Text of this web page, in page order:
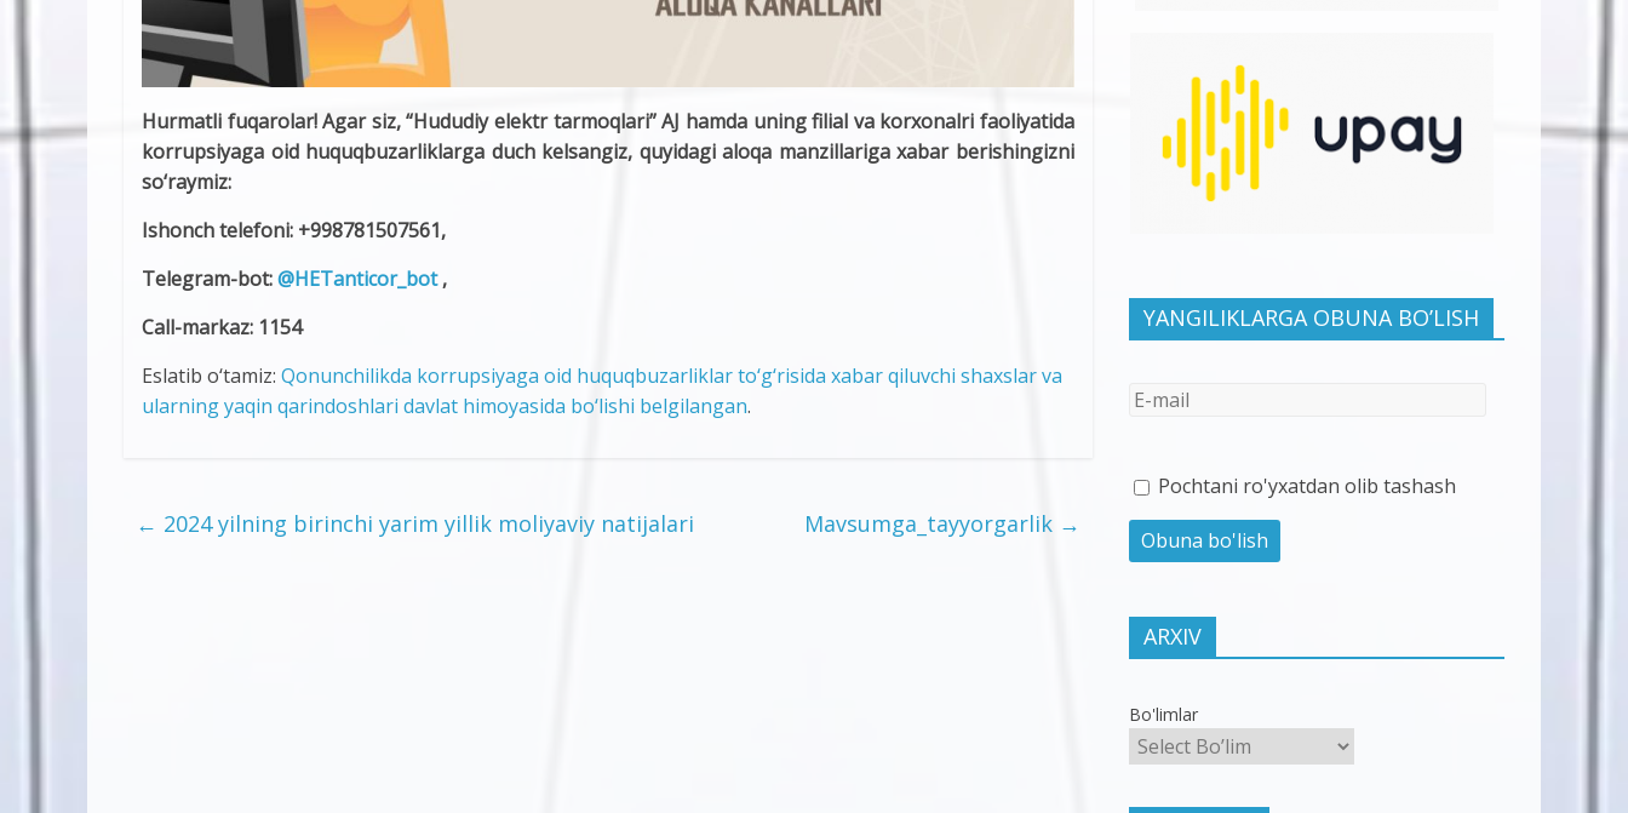
Hurmatli fuqarolar! Agar siz, “Hududiy elektr tarmoqlari” AJ hamda uning filial va korxonalri faoliyatida
korrupsiyaga oid huquqbuzarliklarga duch kelsangiz, quyidagi aloqa manzillariga xabar berishingizni
so‘raymiz:
Ishonch telefoni: +998781507561,
Telegram-bot:@HETanticor_bot,
Call-markaz: 1154
Eslatib o‘tamiz: Qonunchilikda korrupsiyaga oid huquqbuzarliklar to‘g‘risida xabar qiluvchi shaxslar va
ularning yaqin qarindoshlari davlat himoyasida bo‘lishi belgilangan.
← 2024 yilning birinchi yarim yillik moliyaviy natijalari Mavsumga_tayyorgarlik →
YANGILIKLARGA OBUNA BO’LISH
Pochtani ro'yxatdan olib tashash
ARXIV
Bo'limlar